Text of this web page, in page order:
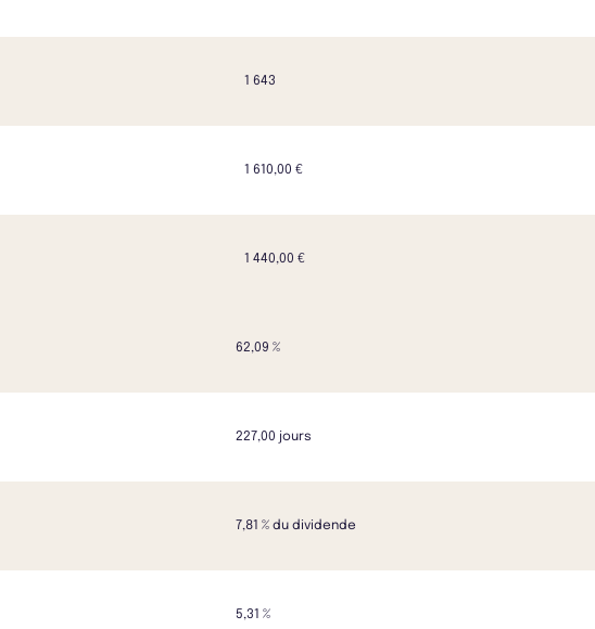
1 643
1 610,00 €
1 440,00 €
62,09 %
227,00 jours
7,81 % du dividende
5,31 %